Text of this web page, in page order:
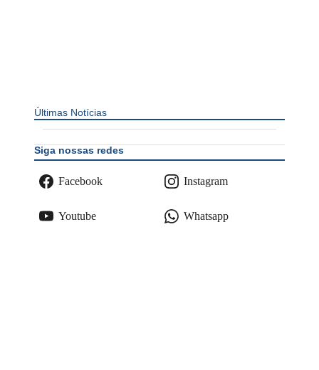
Últimas Notícias
Siga nossas redes
Facebook Instagram
Youtube Whatsapp